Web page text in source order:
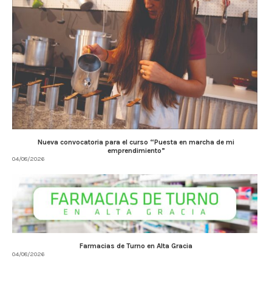
Nueva convocatoria para el curso “Puesta en marcha de mi
emprendimiento”
04/08/2026
Farmacias de Turno en Alta Gracia
04/08/2026